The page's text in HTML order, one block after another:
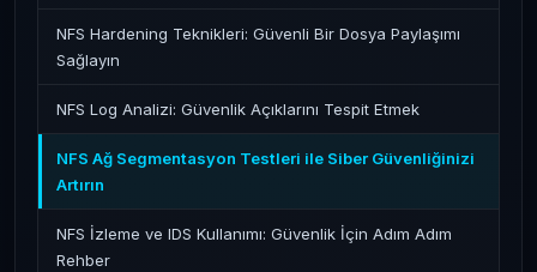
NFS Hardening Teknikleri: Güvenli Bir Dosya Paylaşımı
Sağlayın
NFS Log Analizi: Güvenlik Açıklarını Tespit Etmek
NFS Ağ Segmentasyon Testleri ile Siber Güvenliğinizi
Artırın
NFS İzleme ve IDS Kullanımı: Güvenlik İçin Adım Adım
Rehber